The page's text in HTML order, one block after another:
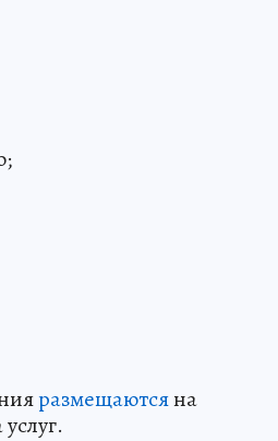
размещаютсяна